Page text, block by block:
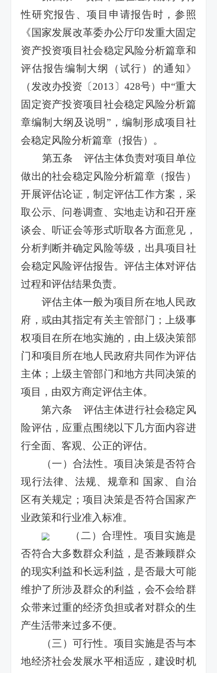
性研究报告、项目申请报告时， 参照
《国家发展改革委办公厅印发重大固定
资产投资项目社会稳定风险分析篇章和
评估报告编制大纲（试行）的通知》
（发改办投资〔2013 〕 428号）中“重大
固定资产投资项目社会稳定风险分析篇
章编制大纲及说明 ”， 编制形成项目社
会稳定风险分析篇章 （报告） 。
第五条
评估主体负责对项目单位
做出的社会稳定风险分析篇章 （报告）
开展评估论证，制定评估工作方案，采
取公示、问卷调查、实地走访和召开座
谈会、听证会等形式听取各方面意见，
分析判断并确定风险等级 ， 出具项目社
会稳定风险评估报告。评估主体对评估
过程和评估结果负责。
评估主体一般为项目所在地人民政
府 ， 或由其指定有关主管部门； 上级事
权项目在所在地实施的，由上级决策部
门和项目所在地人民政府共同作为评估
主体；上级主管部门和地方共同决策的
项目，由双方商定评估主体。
第六条
评估主体进行社会稳定风
险评估，应重点围绕以下几方面内容进
行全面、客观、公正的评估。
（一）合法性。项目 决策是否符合
现行法律、法规、规章和 国家、自治
区有关规定；项目 决策是否符合国家产
业政策和行业准入标准。
（二）合理性。项目实施是
否符合大多数群众利益，是否兼顾群众
的现实利益和长远利益，是否最大可能
维护了所涉及群众的利益 ， 会不会给群
众带来过重的经济负担或者对群众的生
产生活带来过多不便。
（三）可行性。项目实施是否与本
地经济社会发展水平相适应， 建设时机